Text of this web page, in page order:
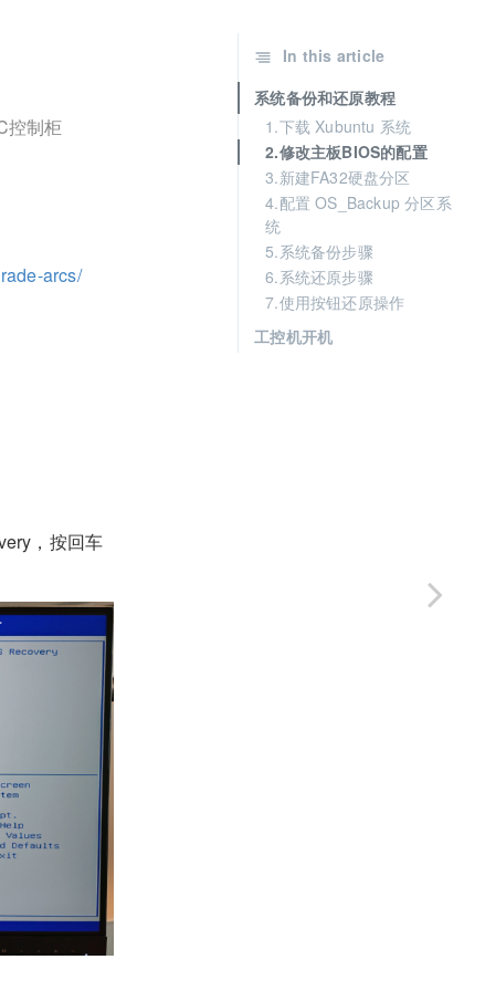
控制柜
arcs/
，按回车
In this article
系统备份和还原教程
1.下载 Xubuntu 系统
2.修改主板BIOS的配置
3.新建FA32硬盘分区
4.配置 OS_Backup 分区系
统
5.系统备份步骤
6.系统还原步骤
7.使用按钮还原操作
工控机开机